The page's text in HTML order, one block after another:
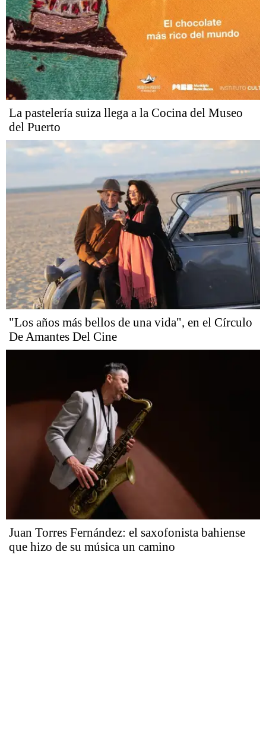
La pastelería suiza llega a la Cocina del Museo
del Puerto
"Los años más bellos de una vida", en el Círculo
De Amantes Del Cine
Juan Torres Fernández: el saxofonista bahiense
que hizo de su música un camino